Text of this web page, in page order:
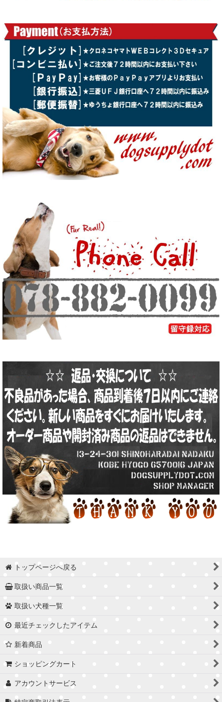
トップページへ戻る
取扱い商品一覧
取扱い犬種一覧
最近チェックしたアイテム
新着商品
ショッピングカート
アカウントサービス